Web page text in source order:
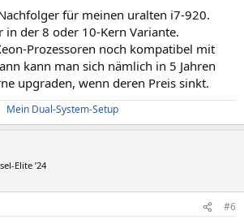
für meinen uralten i7-920.
in der 8 oder 10-Kern Variante.
Prozessoren noch kompatibel mit
kann man sich nämlich in 5 Jahren
upgraden, wenn deren Preis sinkt.
Mein Dual-System-Setup
Elite ’24
#6